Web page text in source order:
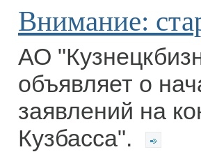
Внимание:
АО
объявляет о
заявлений на
Кузбасса".